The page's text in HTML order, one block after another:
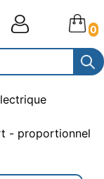
0
- proportionnel